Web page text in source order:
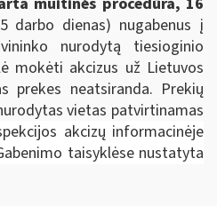
darbo dienas) nugabenus į
nurodytą tiesioginio
mokėti akcizus už Lietuvos
prekes neatsiranda. Prekių
vietas patvirtinamas
akcizų informacinėje
taisyklėse nustatyta